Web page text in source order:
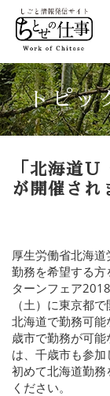
トピッ
「北海道
が開催され
厚生労働省北海
勤務を希望する
ターンフェア
（土）に東京都で
北海道で勤務可
歳市で勤務が可
は、千歳市も参加
初めて北海道勤
ください。